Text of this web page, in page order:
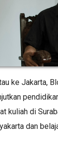
ke Jakarta,
kuliah di
dan